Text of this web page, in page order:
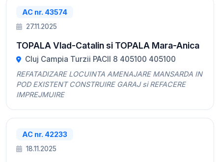
AC nr. 43574
27.11.2025
TOPALA Vlad-Catalin si TOPALA Mara-Anica
Cluj Campia Turzii PACII 8 405100 405100
REFATADIZARE LOCUINTA AMENAJARE MANSARDA IN
POD EXISTENT CONSTRUIRE GARAJ si REFACERE
IMPREJMUIRE
AC nr. 42233
18.11.2025